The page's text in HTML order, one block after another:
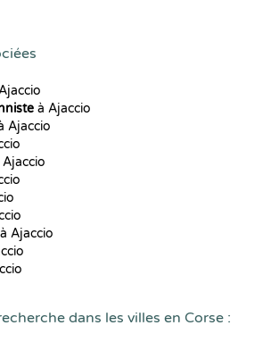
à Ajaccio
Ajaccio
Ajaccio
à Ajaccio
dans les villes en Corse :